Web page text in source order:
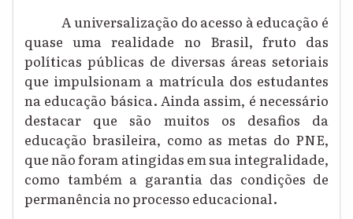
A universalização do acesso à educação é
quase uma realidade no Brasil, fruto das
políticas públicas de diversas áreas setoriais
que impulsionam a matrícula dos estudantes
na educação básica. Ainda assim, é necessário
destacar que são muitos os desafios da
educação brasileira, como as metas do PNE,
que não foram atingidas em sua integralidade,
como também a garantia das condições de
permanência no processo educacional.